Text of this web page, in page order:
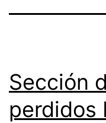
Sección
perdidos